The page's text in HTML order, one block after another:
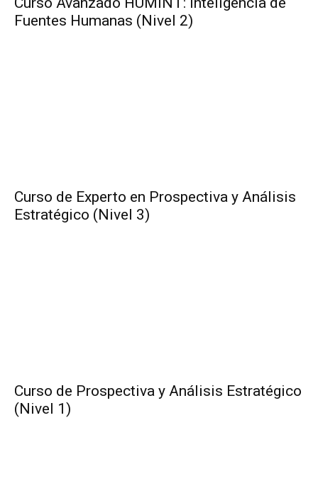
Fuentes Humanas (Nivel 2)
Curso de Experto en Prospectiva y Análisis
Estratégico (Nivel 3)
Curso de Prospectiva y Análisis Estratégico
(Nivel 1)